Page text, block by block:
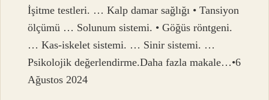
İşitme testleri. … Kalp damar sağlığı • Tansiyon
ölçümü … Solunum sistemi. • Göğüs röntgeni.
… Kas-iskelet sistemi. … Sinir sistemi. …
Psikolojik değerlendirme.Daha fazla makale…•6
Ağustos 2024